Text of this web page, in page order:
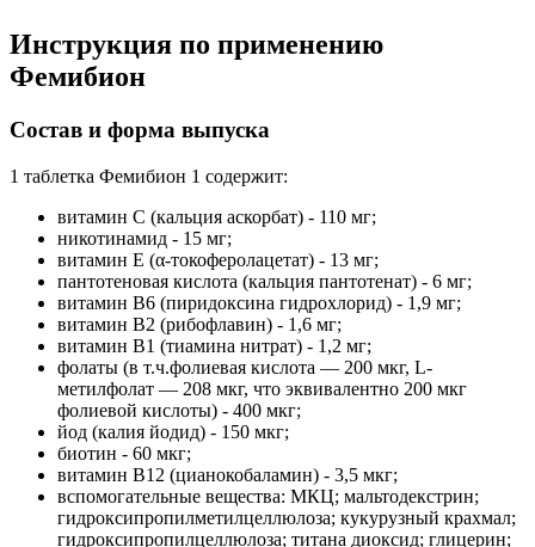
Инструкция по применению
Фемибион
Состав и форма выпуска
1 таблетка Фемибион 1 содержит:
витамин C (кальция аскорбат) - 110 мг;
никотинамид - 15 мг;
витамин E (α-токоферолацетат) - 13 мг;
пантотеновая кислота (кальция пантотенат) - 6 мг;
витамин В6 (пиридоксина гидрохлорид) - 1,9 мг;
витамин В2 (рибофлавин) - 1,6 мг;
витамин В1 (тиамина нитрат) - 1,2 мг;
фолаты (в т.ч.фолиевая кислота — 200 мкг, L-
метилфолат — 208 мкг, что эквивалентно 200 мкг
фолиевой кислоты) - 400 мкг;
йод (калия йодид) - 150 мкг;
биотин - 60 мкг;
витамин В12 (цианокобаламин) - 3,5 мкг;
вспомогательные вещества: МКЦ; мальтодекстрин;
гидроксипропилметилцеллюлоза; кукурузный крахмал;
гидроксипропилцеллюлоза; титана диоксид; глицерин;